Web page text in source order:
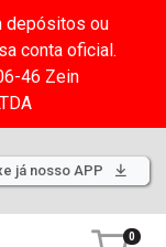
depósitos ou
conta oficial.
46 Zein
já nosso APP
0